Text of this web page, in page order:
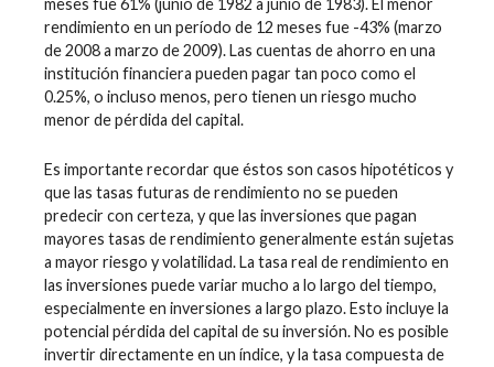
rendimiento en un período de 12 meses fue -43% (marzo
de 2008 a marzo de 2009). Las cuentas de ahorro en una
institución financiera pueden pagar tan poco como el
0.25%, o incluso menos, pero tienen un riesgo mucho
menor de pérdida del capital.
Es importante recordar que éstos son casos hipotéticos y
que las tasas futuras de rendimiento no se pueden
predecir con certeza, y que las inversiones que pagan
mayores tasas de rendimiento generalmente están sujetas
a mayor riesgo y volatilidad. La tasa real de rendimiento en
las inversiones puede variar mucho a lo largo del tiempo,
especialmente en inversiones a largo plazo. Esto incluye la
potencial pérdida del capital de su inversión. No es posible
invertir directamente en un índice, y la tasa compuesta de